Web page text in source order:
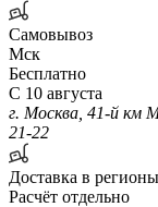
Самовывоз
Мск
Бесплатно
С 10 августа
г. Москва, 41-й км
21-22
Доставка в регионы
Расчёт отдельно